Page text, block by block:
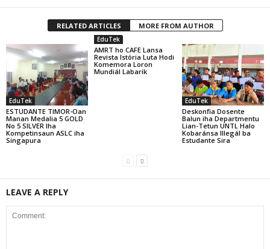
RELATED ARTICLES MORE FROM AUTHOR
EduTek
ESTUDANTE TIMOR-Oan
Manan Medalia 5 GOLD
No 5 SILVER Iha
Kompetinsaun ASLC iha
Singapura
EduTek
AMRT ho CAFE Lansa
Revista Istória Luta Hodi
Komemora Loron
Mundiál Labarik
EduTek
Deskonfia Dosente
Balun iha Departmentu
Lian-Tetun UNTL Halo
Kobaránsa Illegál ba
Estudante Sira
LEAVE A REPLY